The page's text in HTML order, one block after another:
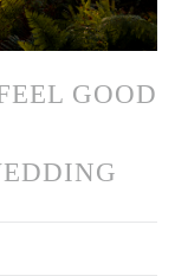
GOOD